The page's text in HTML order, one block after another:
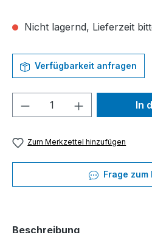
Nicht lagernd, Lieferzeit
Verfügbarkeit anfragen
Produkt Anzahl: In
Zum Merkzettel hinzufügen
Frage zum
Beschreibung